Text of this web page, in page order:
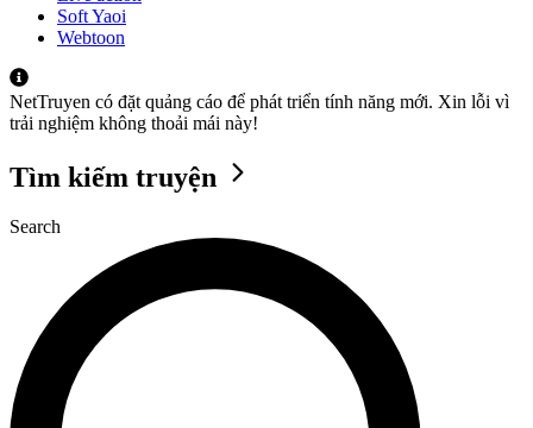
Soft Yaoi
Webtoon
NetTruyen có đặt quảng cáo để phát triển tính năng mới. Xin lỗi vì
trải nghiệm không thoải mái này!
Tìm kiếm truyện
Search